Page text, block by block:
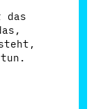
tun.